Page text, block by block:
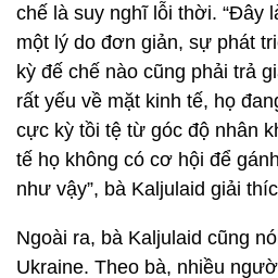
chế là suy nghĩ lỗi thời. “Đây
một lý do đơn giản, sự phát
kỳ đế chế nào cũng phải trả
rất yếu về mặt kinh tế, họ
cực kỳ tồi tệ từ góc độ nhân
tế họ không có cơ hội để
như vậy”, bà Kaljulaid giải
Ngoài ra, bà Kaljulaid cũng
Ukraine. Theo bà, nhiều